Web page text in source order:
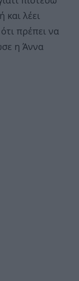
και λέει
πρέπει να
η Άννα